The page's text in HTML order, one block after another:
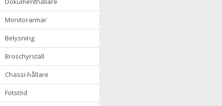
monitorarmar
belysning
broschyrställ
chassi-hållare
fotstöd